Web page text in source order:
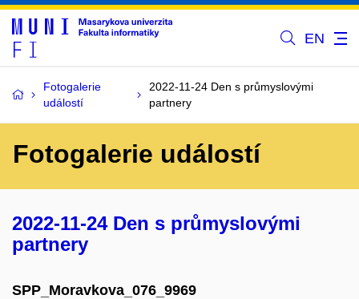
EN
Fotogalerie
událostí
2022-11-24 Den s průmyslovými
partnery
Fotogalerie událostí
2022-11-24 Den s průmyslovými
partnery
SPP_Moravkova_076_9969